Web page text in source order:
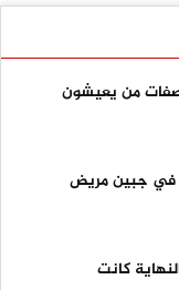
من يعيشون
في جبين مريض
كانت